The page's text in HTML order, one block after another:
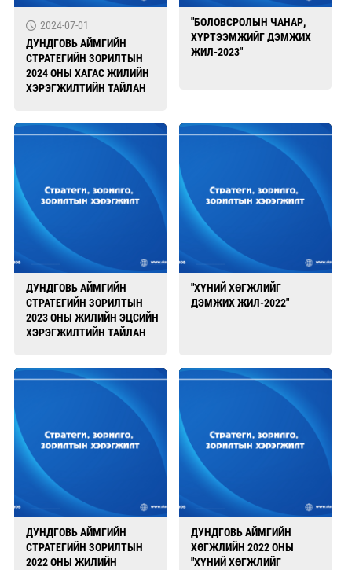
2024-07-01
ДУНДГОВЬ АЙМГИЙН
СТРАТЕГИЙН ЗОРИЛТЫН
2024 ОНЫ ХАГАС ЖИЛИЙН
ХЭРЭГЖИЛТИЙН ТАЙЛАН
"БОЛОВСРОЛЫН ЧАНАР,
ХҮРТЭЭМЖИЙГ ДЭМЖИХ
ЖИЛ-2023"
ДУНДГОВЬ АЙМГИЙН
СТРАТЕГИЙН ЗОРИЛТЫН
2023 ОНЫ ЖИЛИЙН ЭЦСИЙН
ХЭРЭГЖИЛТИЙН ТАЙЛАН
"ХҮНИЙ ХӨГЖЛИЙГ
ДЭМЖИХ ЖИЛ-2022"
ДУНДГОВЬ АЙМГИЙН
СТРАТЕГИЙН ЗОРИЛТЫН
2022 ОНЫ ЖИЛИЙН
ДУНДГОВЬ АЙМГИЙН
ХӨГЖЛИЙН 2022 ОНЫ
"ХҮНИЙ ХӨГЖЛИЙГ